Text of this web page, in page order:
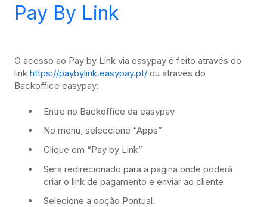
Pay By Link
O acesso ao Pay by Link via easypay é feito através do
link https://paybylink.easypay.pt/ ou através do
Backoffice easypay:
Entre no Backoffice da easypay
No menu, seleccione “Apps”
Clique em “Pay by Link”
Será redirecionado para a página onde poderá
criar o link de pagamento e enviar ao cliente
Selecione a opção Pontual.